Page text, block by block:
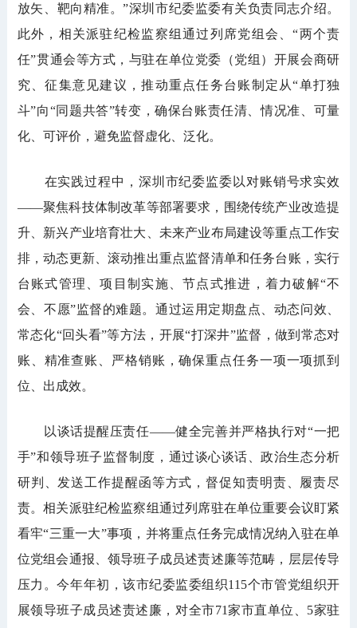
放矢、靶向精准。”深圳市纪委监委有关负责同志介绍。
此外，相关派驻纪检监察组通过列席党组会、“两个责
任”贯通会等方式，与驻在单位党委（党组）开展会商研
究、征集意见建议，推动重点任务台账制定从“单打独
斗”向“同题共答”转变，确保台账责任清、情况准、可量
化、可评价，避免监督虚化、泛化。
在实践过程中，深圳市纪委监委以对账销号求实效
——聚焦科技体制改革等部署要求，围绕传统产业改造提
升、新兴产业培育壮大、未来产业布局建设等重点工作安
排，动态更新、滚动推出重点监督清单和任务台账，实行
台账式管理、项目制实施、节点式推进，着力破解“不
会、不愿”监督的难题。通过运用定期盘点、动态问效、
常态化“回头看”等方法，开展“打深井”监督，做到常态对
账、精准查账、严格销账，确保重点任务一项一项抓到
位、出成效。
以谈话提醒压责任——健全完善并严格执行对“一把
手”和领导班子监督制度，通过谈心谈话、政治生态分析
研判、发送工作提醒函等方式，督促知责明责、履责尽
责。相关派驻纪检监察组通过列席驻在单位重要会议盯紧
看牢“三重一大”事项，并将重点任务完成情况纳入驻在单
位党组会通报、领导班子成员述责述廉等范畴，层层传导
压力。今年年初，该市纪委监委组织115个市管党组织开
展领导班子成员述责述廉，对全市71家市直单位、5家驻